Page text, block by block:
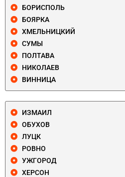
БОРИСПОЛЬ
БОЯРКА
ХМЕЛЬНИЦКИЙ
СУМЫ
ПОЛТАВА
НИКОЛАЕВ
ВИННИЦА
ИЗМАИЛ
ОБУХОВ
ЛУЦК
РОВНО
УЖГОРОД
ХЕРСОН